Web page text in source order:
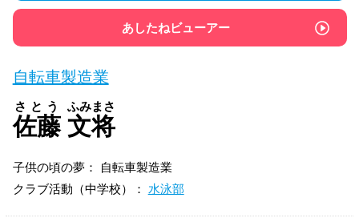
あしたねビューアー
自転車製造業
佐藤
さとう
文将
ふみまさ
子供の頃の夢： 自転車製造業
クラブ活動（中学校）： 水泳部